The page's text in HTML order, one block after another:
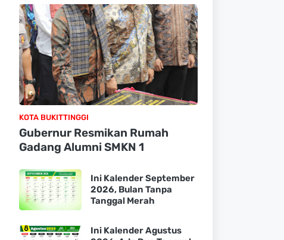
KOTA BUKITTINGGI
Gubernur Resmikan Rumah
Gadang Alumni SMKN 1
Ini Kalender September
2026, Bulan Tanpa
Tanggal Merah
Ini Kalender Agustus